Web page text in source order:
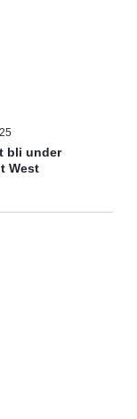
bli under
West